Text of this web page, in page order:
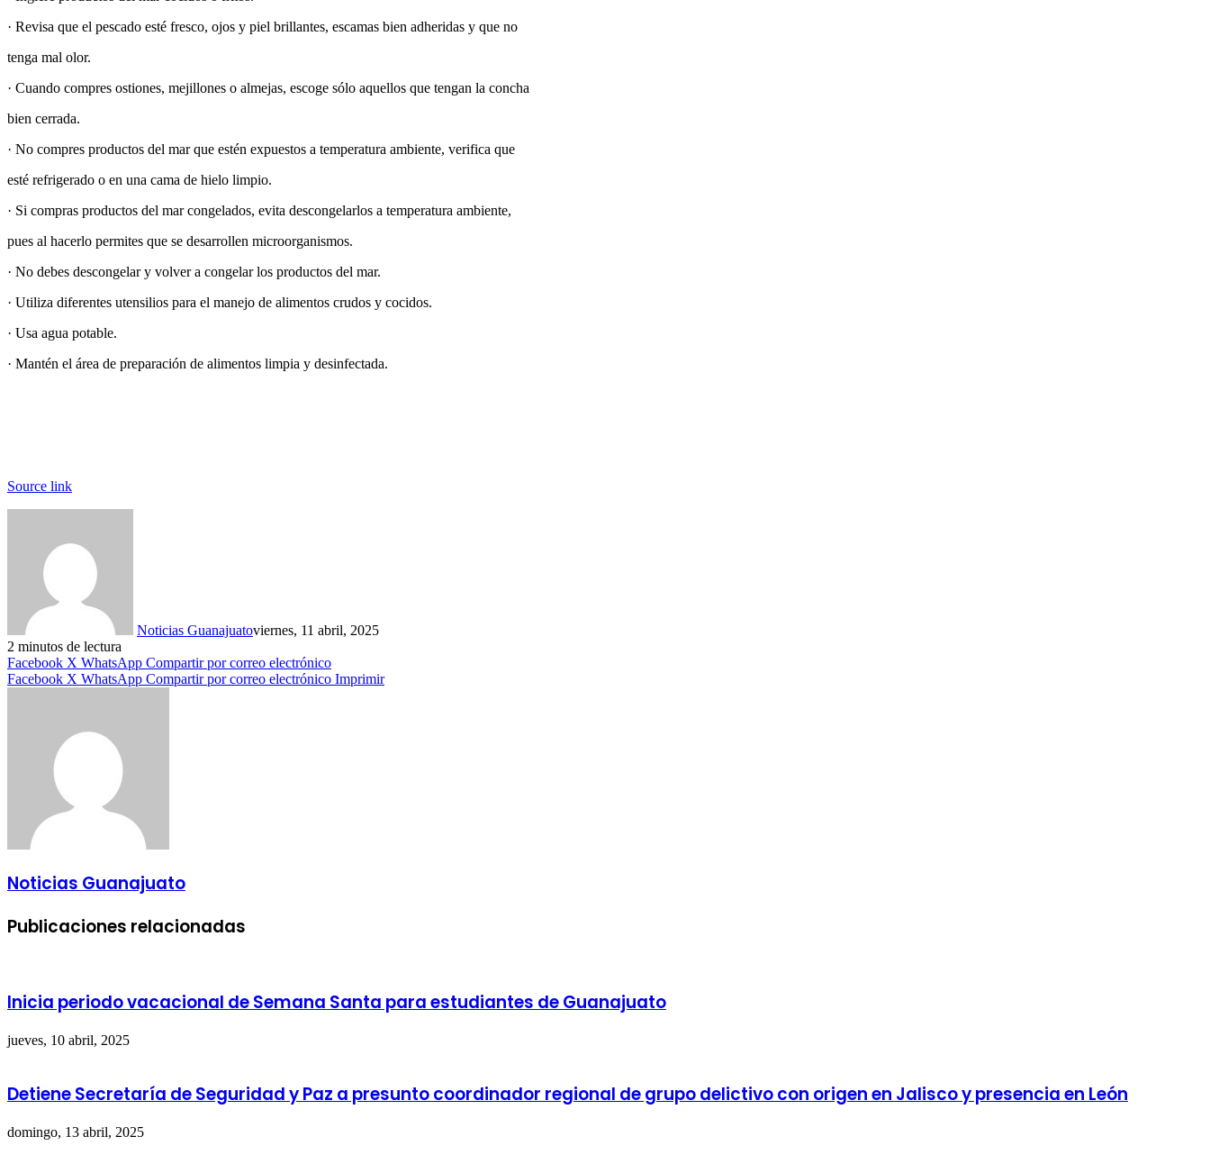
· Revisa que el pescado esté fresco, ojos y piel brillantes, escamas bien adheridas y que no
tenga mal olor.
· Cuando compres ostiones, mejillones o almejas, escoge sólo aquellos que tengan la concha
bien cerrada.
· No compres productos del mar que estén expuestos a temperatura ambiente, verifica que
esté refrigerado o en una cama de hielo limpio.
· Si compras productos del mar congelados, evita descongelarlos a temperatura ambiente,
pues al hacerlo permites que se desarrollen microorganismos.
· No debes descongelar y volver a congelar los productos del mar.
· Utiliza diferentes utensilios para el manejo de alimentos crudos y cocidos.
· Usa agua potable.
· Mantén el área de preparación de alimentos limpia y desinfectada.
Source link
Noticias Guanajuatoviernes, 11 abril, 2025
2 minutos de lectura
Facebook X WhatsApp Compartir por correo electrónico
Facebook X WhatsApp Compartir por correo electrónico Imprimir
Noticias Guanajuato
Publicaciones relacionadas
Inicia periodo vacacional de Semana Santa para estudiantes de Guanajuato
jueves, 10 abril, 2025
Detiene Secretaría de Seguridad y Paz a presunto coordinador regional de grupo delictivo con origen en Jalisco y presencia en León
domingo, 13 abril, 2025